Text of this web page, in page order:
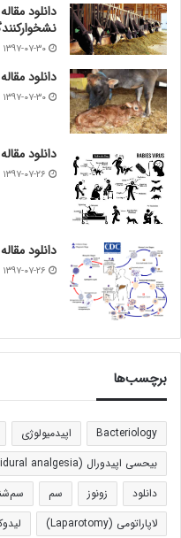
دانلود
۱۳۹۷-۰۷-۳۰
دانلود
۱۳۹۷-۰۷-۳۰
دانلود
۱۳۹۷-۰۷-۲۶
دانلود
۱۳۹۷-۰۷-۲۶
برچسب‌ها
Bacteriology اپیدمیولوژی
بیحسی اپیدورال (Epidural analgesia)
دانلود
زونوز سم
لاپاراتومی (Laparotomy)